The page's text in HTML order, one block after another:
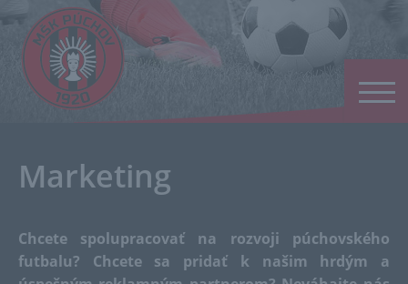
Marketing
Chcete spolupracovať na rozvoji púchovského
futbalu? Chcete sa pridať k našim hrdým a